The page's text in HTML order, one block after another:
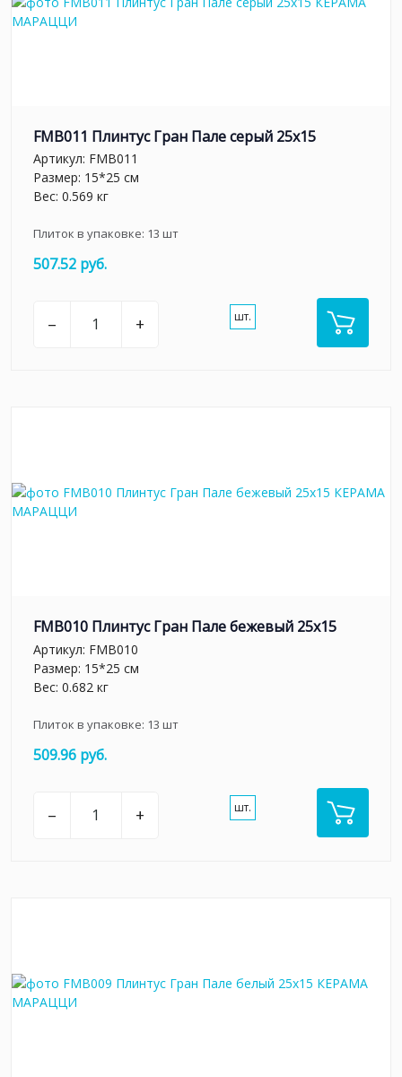
FMB011 Плинтус Гран Пале серый 25x15
Артикул: FMB011
Размер: 15*25 см
Вес: 0.569 кг
Плиток в упаковке: 13 шт
507.52 руб.
– + шт.
FMB010 Плинтус Гран Пале бежевый 25x15
Артикул: FMB010
Размер: 15*25 см
Вес: 0.682 кг
Плиток в упаковке: 13 шт
509.96 руб.
– + шт.